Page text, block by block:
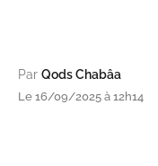
Par Qods Chabâa
Le 16/09/2025 à 12h14